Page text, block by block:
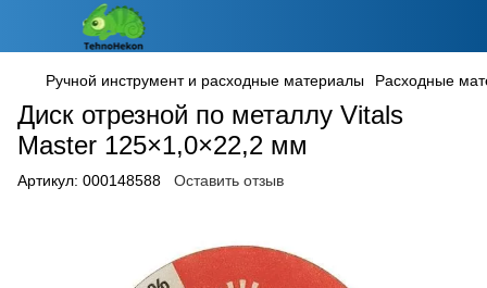
Ручной инструмент и расходные материалы Расходные
Диск отрезной по металлу Vitals
Master 125×1,0×22,2 мм
Артикул: 000148588 Оставить отзыв